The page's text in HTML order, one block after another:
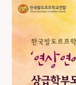
예
과
학
모